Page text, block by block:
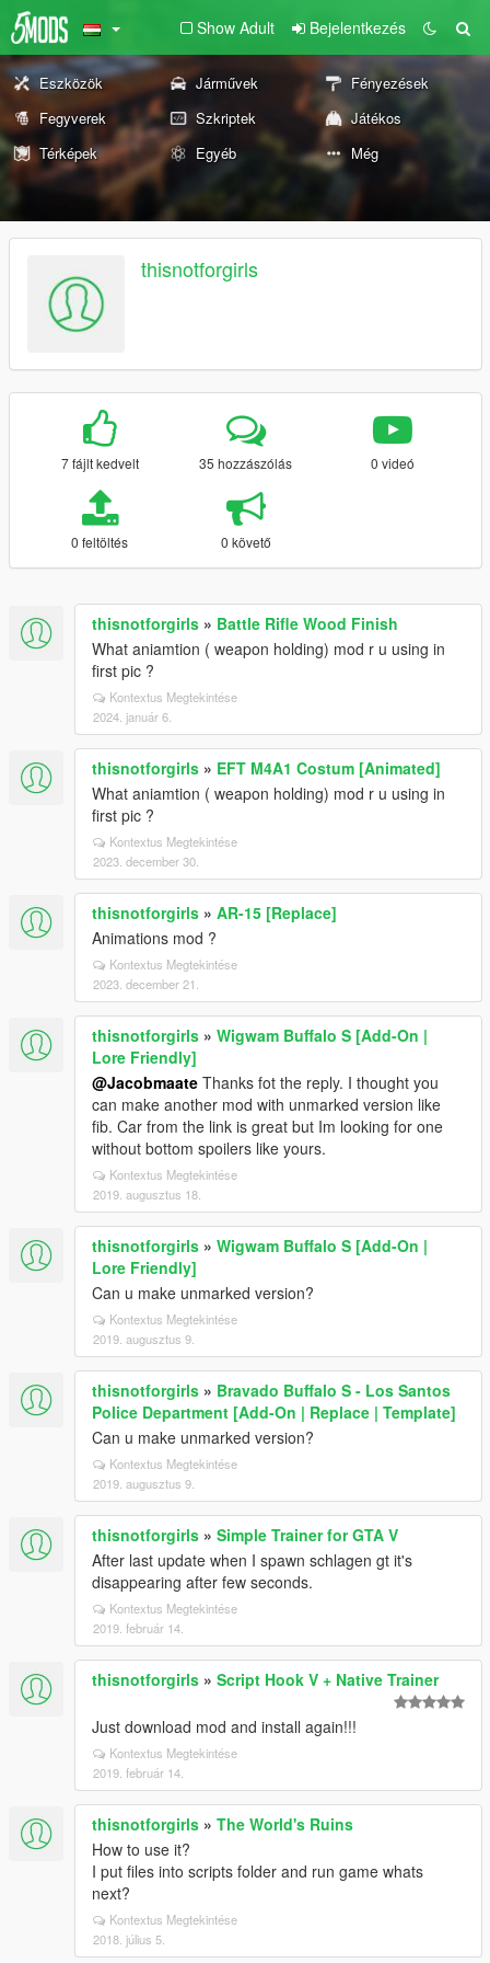
Show Adult Bejelentkezés
Eszközök Járművek
Fényezések
Fegyverek
Szkriptek
Játékos
Térképek
Egyéb Még
thisnotforgirls
7 fájlt kedvelt 35 hozzászólás 0 videó
0 feltöltés 0 követő
thisnotforgirls » Battle Rifle Wood Finish
What aniamtion ( weapon holding) mod r u using in
first pic ?
Kontextus Megtekintése
2024. január 6.
thisnotforgirls » EFT M4A1 Costum [Animated]
What aniamtion ( weapon holding) mod r u using in
first pic ?
Kontextus Megtekintése
2023. december 30.
thisnotforgirls » AR-15 [Replace]
Animations mod ?
Kontextus Megtekintése
2023. december 21.
thisnotforgirls » Wigwam Buffalo S [Add-On |
Lore Friendly]
@Jacobmaate Thanks fot the reply. I thought you
can make another mod with unmarked version like
fib. Car from the link is great but Im looking for one
without bottom spoilers like yours.
Kontextus Megtekintése
2019. augusztus 18.
thisnotforgirls » Wigwam Buffalo S [Add-On |
Lore Friendly]
Can u make unmarked version?
Kontextus Megtekintése
2019. augusztus 9.
thisnotforgirls » Bravado Buffalo S - Los Santos
Police Department [Add-On | Replace | Template]
Can u make unmarked version?
Kontextus Megtekintése
2019. augusztus 9.
thisnotforgirls » Simple Trainer for GTA V
After last update when I spawn schlagen gt it's
disappearing after few seconds.
Kontextus Megtekintése
2019. február 14.
thisnotforgirls » Script Hook V + Native Trainer
Just download mod and install again!!!
Kontextus Megtekintése
2019. február 14.
thisnotforgirls » The World's Ruins
How to use it?
I put files into scripts folder and run game whats
next?
Kontextus Megtekintése
2018. július 5.